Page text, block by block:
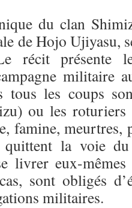
du clan
de Hojo Ujiyasu,
récit présente
militaire
tous les coups
ou les
famine, meurtres,
quittent la voie
livrer eux-
sont obligés
militaires.